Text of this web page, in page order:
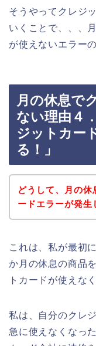
そうやってクレジ
いくことで、、、
が使えないエラー
月の休息で
ない理由４
ジットカー
る！」
どうして、月の休
ードエラーが発生
これは、私が最初
か月の休息の商品
トカードが使えな
私は、自分のクレ
急に使えなくなっ